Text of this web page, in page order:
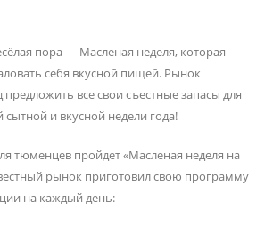
пора — Масленая неделя, которая
себя вкусной пищей. Рынок
все свои съестные запасы для
и вкусной недели года!
тюменцев пройдет «Масленая неделя на
рынок приготовил свою программу
на каждый день: